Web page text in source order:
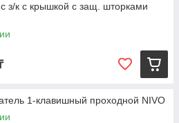
с з/к с крышкой с защ. шторками
1-клавишный проходной NIVO